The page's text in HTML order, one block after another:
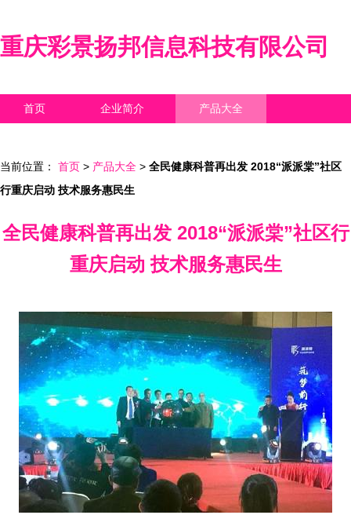
重庆彩景扬邦信息科技有限公司
首页 企业简介 产品大全
当前位置： 首页 > 产品大全 > 全民健康科普再出发 2018“派派棠”社区
行重庆启动 技术服务惠民生
全民健康科普再出发 2018“派派棠”社区行
重庆启动 技术服务惠民生